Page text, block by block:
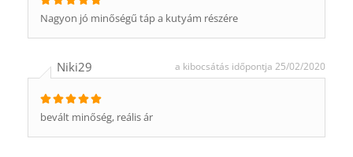
Nagyon jó minőségű táp a kutyám részére
Niki29 a kibocsátás időpontja 25/02/2020
bevált minőség, reális ár